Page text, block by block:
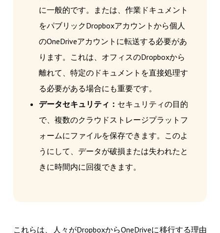
に一般的です。または、作業ドキュメント
をパブリックDropboxアカウントから個人
のOneDriveアカウントに転送する必要があ
ります。これは、オフィスのDropboxから
離れて、特定のドキュメントを直接処理す
る必要がある場合にも重要です。
データセキュリティ： セキュリティの目的
で、複数のクラウドストレージプラットフ
ォームにファイルを保存できます。このよ
うにして、データが破損または失われたと
きに時間内に回復できます。
これらは、人々がDropboxからOneDriveに移行する理由